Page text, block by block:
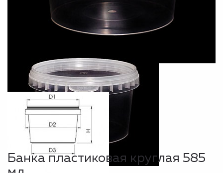
Банка пластиковая круглая 585